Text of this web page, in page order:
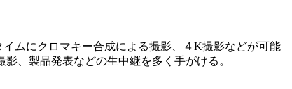
ムにクロマキー合成による撮影、４K撮影などが可能
、製品発表などの生中継を多く手がける。